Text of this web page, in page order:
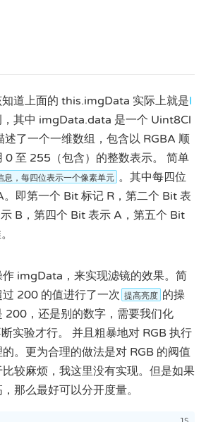
道上面的 this.imgData 实际上就是I
，其中 imgData.data 是一个 Uint8Cl
了一个一维数组，包含以 RGBA 顺
0 至 255（包含）的整数表示。 简单
息，每四位表示一个像素单元 。其中每四位
。即第一个 Bit 标记 R，第二个 Bit 表
B，第四个 Bit 表示 A，第五个 Bit
imgData，来实现滤镜的效果。简
200 的值进行了一次 提高亮度 的操
200，还是别的数字，需要我们化
实验才行。 并且粗暴地对 RGB 执行
。更为合理的做法是对 RGB 的阀值
较麻烦，我这里没有实现。但是如果
那么最好可以分开度量。